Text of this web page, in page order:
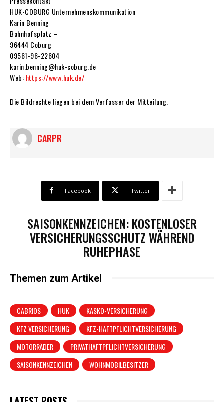
HUK-COBURG Unternehmenskommunikation
Karin Benning
Bahnhofsplatz –
96444 Coburg
09561-96-22604
karin.benning@huk-coburg.de
Web: https://www.huk.de/
Die Bildrechte liegen bei dem Verfasser der Mitteilung.
CARPR
Facebook Twitter
SAISONKENNZEICHEN: KOSTENLOSER
VERSICHERUNGSSCHUTZ WÄHREND
RUHEPHASE
Themen zum Artikel
CABRIOS HUK
KASKO-VERSICHERUNG
KFZ VERSICHERUNG
KFZ-HAFTPFLICHTVERSICHERUNG
MOTORRÄDER
PRIVATHAFTPFLICHTVERSICHERUNG
SAISONKENNZEICHEN
WOHNMOBILBESITZER